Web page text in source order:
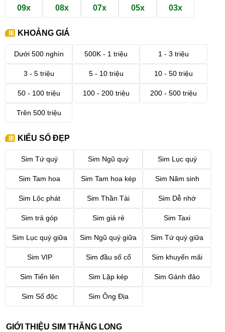
09x 08x 07x 05x 03x
KHOẢNG GIÁ
Dưới 500 nghìn 500K - 1 triệu 1 - 3 triệu
3 - 5 triệu 5 - 10 triệu 10 - 50 triệu
50 - 100 triệu 100 - 200 triệu 200 - 500 triệu
Trên 500 triệu
KIỂU SỐ ĐẸP
Sim Tứ quý Sim Ngũ quý Sim Lục quý
Sim Tam hoa Sim Tam hoa kép Sim Năm sinh
Sim Lộc phát Sim Thần Tài Sim Dễ nhớ
Sim trả góp Sim giá rẻ Sim Taxi
Sim Lục quý giữa Sim Ngũ quý giữa Sim Tứ quý giữa
Sim VIP Sim đầu số cổ Sim khuyến mãi
Sim Tiến lên Sim Lặp kép Sim Gánh đảo
Sim Số độc Sim Ông Địa
GIỚI THIỆU SIM THĂNG LONG